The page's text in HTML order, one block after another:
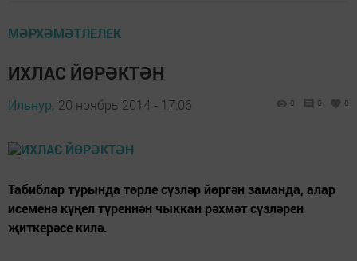
МӘРХӘМӘТЛЕЛЕК
ИХЛАС ЙӨРӘКТӘН
Ильнур, 20 ноябрь 2014 - 17:06 0 0 0
Табиблар турында төрле сүзләр йөргән заманда, алар
исеменә күңел түреннән чыккан рәхмәт сүзләрен
җиткерәсе килә.